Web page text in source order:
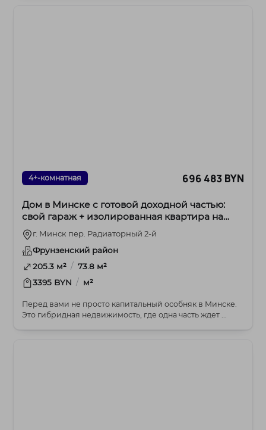
4+-комнатная 696 483 BYN
Дом в Минске с готовой доходной частью:
свой гараж + изолированная квартира на
третьем
г. Минск пер. Радиаторный 2-й
Фрунзенский район
205.3 м² / 73.8 м²
3395 BYN / м²
Перед вами не просто капитальный особняк в Минске.
Это гибридная недвижимость, где одна часть ждет ...